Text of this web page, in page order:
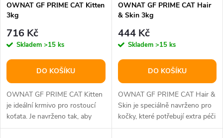
OWNAT GF PRIME CAT Kitten
3kg
716 Kč
Skladem >15 ks
DO KOŠÍKU
OWNAT GF PRIME CAT Kitten
je ideální krmivo pro rostoucí
koťata. Je navrženo tak, aby
poskytovalo všechny klíčové...
OWNAT GF PRIME CAT Hair
& Skin 3kg
444 Kč
Skladem >15 ks
DO KOŠÍKU
OWNAT GF PRIME CAT Hair &
Skin je speciálně navrženo pro
kočky, které potřebují extra péči
o svou srst a kůži....